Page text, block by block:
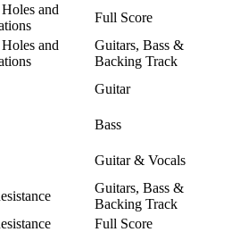
and
Full Score
and
Guitars, Bass &
Backing Track
Guitar
Bass
Guitar & Vocals
Guitars, Bass &
Backing Track
Full Score